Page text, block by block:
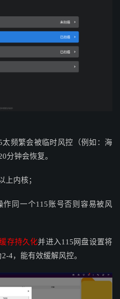
太频繁会被临时风控（例如：海
分钟会恢复。
上内核；
同一个115账号否则容易被风
存持久化并进入115网盘设置将
4，能有效缓解风控。